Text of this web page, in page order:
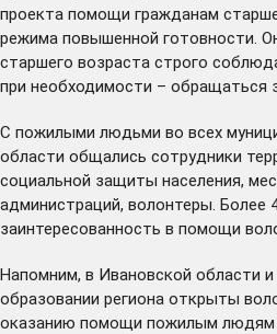
проекта помощи гражданам
режима повышенной готовности.
старшего возраста строго
при необходимости – обращаться
С пожилыми людьми во всех
области общались сотрудники
социальной защиты населения,
администраций, волонтеры. Более
заинтересованность в помощи
Напомним, в Ивановской области
образовании региона открыты
оказанию помощи пожилым людям